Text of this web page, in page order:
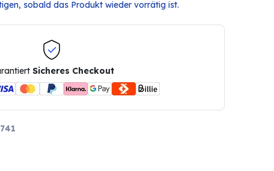
sobald das Produkt wieder vorrätig ist.
Sicheres Checkout